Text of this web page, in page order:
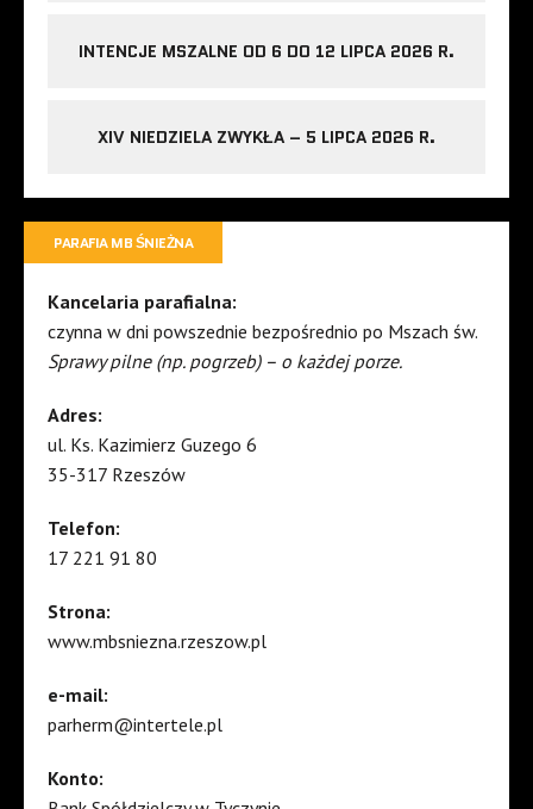
INTENCJE MSZALNE OD 6 DO 12 LIPCA 2026 R.
XIV NIEDZIELA ZWYKŁA – 5 LIPCA 2026 R.
PARAFIA MB ŚNIEŻNA
Kancelaria parafialna:
czynna w dni powszednie bezpośrednio po Mszach św.
Sprawy pilne (np. pogrzeb) – o każdej porze.
Adres:
ul. Ks. Kazimierz Guzego 6
35-317 Rzeszów
Telefon:
17 221 91 80
Strona:
www.mbsniezna.rzeszow.pl
e-mail:
parherm@intertele.pl
Konto: